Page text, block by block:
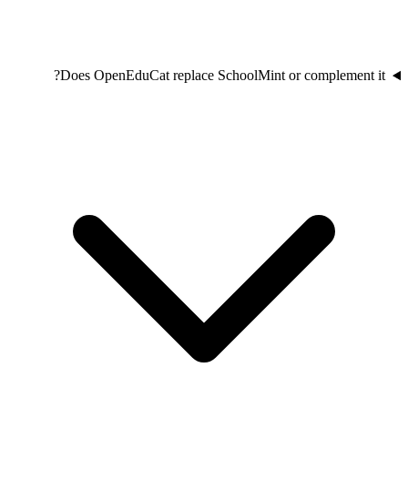
Does OpenEduCat replace SchoolMint or complement it?